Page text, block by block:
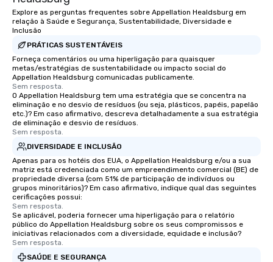
Explore as perguntas frequentes sobre Appellation Healdsburg em
relação à Saúde e Segurança, Sustentabilidade, Diversidade e
Inclusão
PRÁTICAS SUSTENTÁVEIS
Forneça comentários ou uma hiperligação para quaisquer
metas/estratégias de sustentabilidade ou impacto social do
Appellation Healdsburg comunicadas publicamente.
Sem resposta.
O Appellation Healdsburg tem uma estratégia que se concentra na
eliminação e no desvio de resíduos (ou seja, plásticos, papéis, papelão
etc.)? Em caso afirmativo, descreva detalhadamente a sua estratégia
de eliminação e desvio de resíduos.
Sem resposta.
DIVERSIDADE E INCLUSÃO
Apenas para os hotéis dos EUA, o Appellation Healdsburg e/ou a sua
matriz está credenciada como um empreendimento comercial (BE) de
propriedade diversa (com 51% de participação de indivíduos ou
grupos minoritários)? Em caso afirmativo, indique qual das seguintes
cerificações possui:
Sem resposta.
Se aplicável, poderia fornecer uma hiperligação para o relatório
público do Appellation Healdsburg sobre os seus compromissos e
iniciativas relacionados com a diversidade, equidade e inclusão?
Sem resposta.
SAÚDE E SEGURANÇA